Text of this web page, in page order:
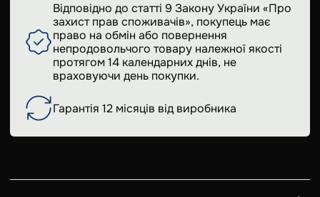
Відповідно до статті 9 Закону України «Про
захист прав споживачів», покупець має
право на обмін або повернення
непродовольчого товару належної якості
протягом 14 календарних днів, не
враховуючи день покупки.
Гарантія 12 місяців від виробника